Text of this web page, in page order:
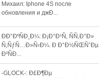
Михаил: Iphone 4S после
обновления и джÐ...
ÐÐ°ÐºÑÐ¸Ð¼: Ð¡Ð°Ð¹Ñ‚ ÑÑ‚Ð°Ð»
Ñ‚ÑƒÑ…Ð»Ñ‹Ð¼. Ð Ð°Ð½ÑŒÑˆÐµ
Ð²ÑÐ...
-GLOCK-: Ð£Ð¶Ðµ